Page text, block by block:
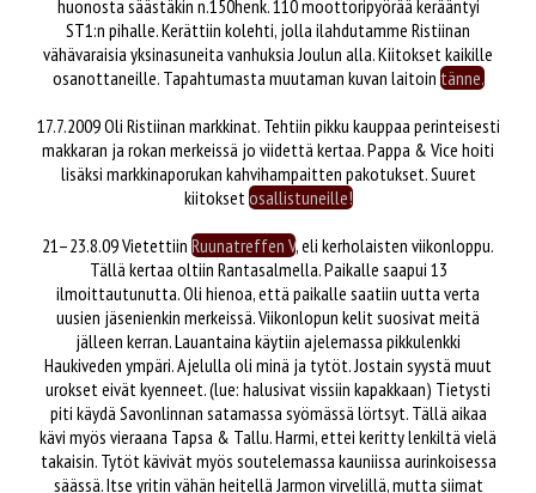
huonosta säästäkin n.150henk. 110 moottoripyörää kerääntyi
ST1:n pihalle. Kerättiin kolehti, jolla ilahdutamme Ristiinan
vähävaraisia yksinasuneita vanhuksia Joulun alla. Kiitokset kaikille
osanottaneille. Tapahtumasta muutaman kuvan laitoin tänne.
17.7.2009 Oli Ristiinan markkinat. Tehtiin pikku kauppaa perinteisesti
makkaran ja rokan merkeissä jo viidettä kertaa. Pappa & Vice hoiti
lisäksi markkinaporukan kahvihampaitten pakotukset. Suuret
kiitoksetosallistuneille!
21–23.8.09 Vietettiin Ruunatreffen V, eli kerholaisten viikonloppu.
Tällä kertaa oltiin Rantasalmella. Paikalle saapui 13
ilmoittautunutta. Oli hienoa, että paikalle saatiin uutta verta
uusien jäsenienkin merkeissä. Viikonlopun kelit suosivat meitä
jälleen kerran. Lauantaina käytiin ajelemassa pikkulenkki
Haukiveden ympäri. Ajelulla oli minä ja tytöt. Jostain syystä muut
urokset eivät kyenneet. (lue: halusivat vissiin kapakkaan) Tietysti
piti käydä Savonlinnan satamassa syömässä lörtsyt. Tällä aikaa
kävi myös vieraana Tapsa & Tallu. Harmi, ettei keritty lenkiltä vielä
takaisin. Tytöt kävivät myös soutelemassa kauniissa aurinkoisessa
säässä. Itse yritin vähän heitellä Jarmon virvelillä, mutta siimat